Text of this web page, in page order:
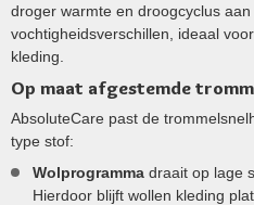
droger warmte en droogcyclus
vochtigheidsverschillen, ideaal
kleding.
Op maat afgestemde
AbsoluteCare past de
type stof:
Wolprogramma draait op lage
Hierdoor blijft wollen kleding